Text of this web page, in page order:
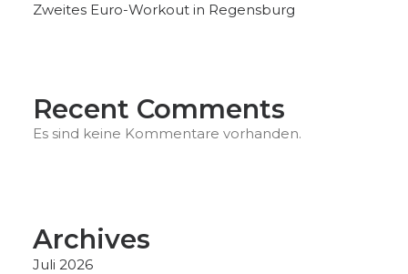
Zweites Euro-Workout in Regensburg
Recent Comments
Es sind keine Kommentare vorhanden.
Archives
Juli 2026